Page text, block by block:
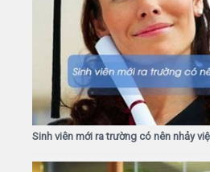
Sinh viên mới ra trường có nên nhảy